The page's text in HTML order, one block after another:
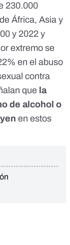
230.000
África, Asia y
y 2022 y
extremo se
en el abuso
contra
que la
de alcohol o
en estos